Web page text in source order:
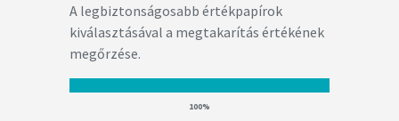
A legbiztonságosabb értékpapírok
kiválasztásával a megtakarítás értékének
megőrzése.
100%